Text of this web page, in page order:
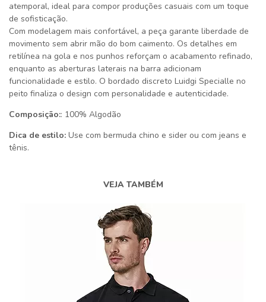
atemporal, ideal para compor produções casuais com um toque
de sofisticação.
Com modelagem mais confortável, a peça garante liberdade de
movimento sem abrir mão do bom caimento. Os detalhes em
retilínea na gola e nos punhos reforçam o acabamento refinado,
enquanto as aberturas laterais na barra adicionam
funcionalidade e estilo. O bordado discreto Luidgi Specialle no
peito finaliza o design com personalidade e autenticidade.
Composição:: 100% Algodão
Dica de estilo: Use com bermuda chino e sider ou com jeans e
tênis.
VEJA TAMBÉM